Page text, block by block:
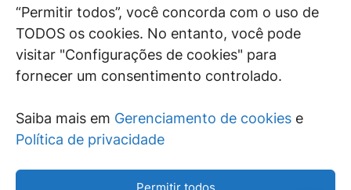
“Permitir todos”, você concorda com o uso de
TODOS os cookies. No entanto, você pode
visitar "Configurações de cookies" para
fornecer um consentimento controlado.
Saiba mais em Gerenciamento de cookies e
Política de privacidade
Permitir todos
SIGA